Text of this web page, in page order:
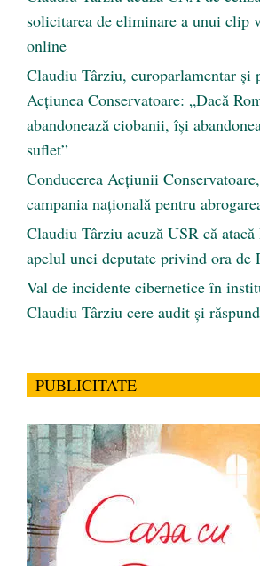
solicitarea de eliminare a unui clip
online
Claudiu Târziu, europarlamentar și
Acțiunea Conservatoare: „Dacă
abandonează ciobanii, își
suflet”
Conducerea Acțiunii
campania națională pentru
Claudiu Târziu acuză USR că
apelul unei deputate privind ora de
Val de incidente cibernetice în
Claudiu Târziu cere audit și
PUBLICITATE